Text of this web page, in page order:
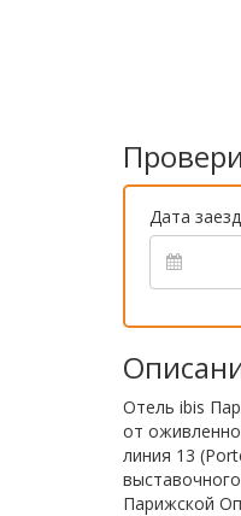
Дата
Отель ibis
от
линия 13
Парижской